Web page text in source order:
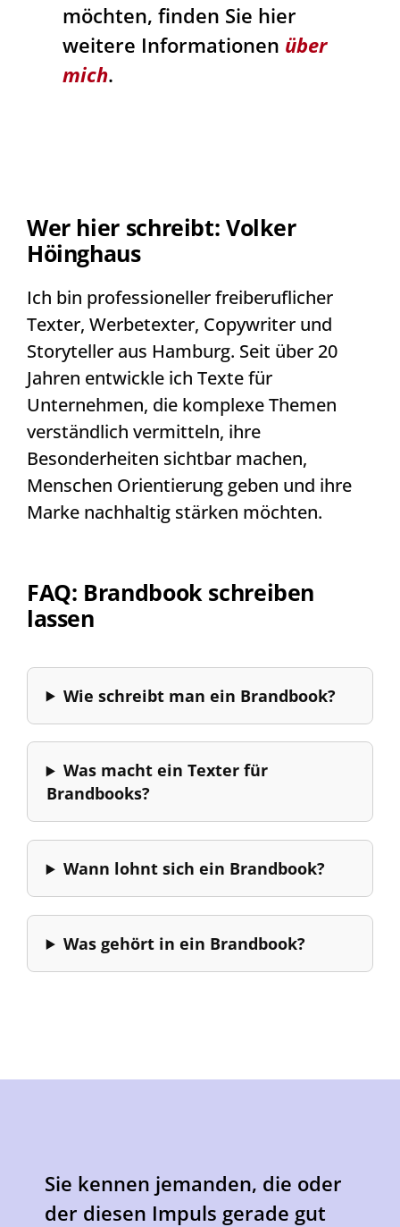
möchten, finden Sie hier
weitere Informationen über
mich.
Wer hier schreibt: Volker
Höinghaus
Ich bin professioneller freiberuflicher
Texter, Werbetexter, Copywriter und
Storyteller aus Hamburg. Seit über 20
Jahren entwickle ich Texte für
Unternehmen, die komplexe Themen
verständlich vermitteln, ihre
Besonderheiten sichtbar machen,
Menschen Orientierung geben und ihre
Marke nachhaltig stärken möchten.
FAQ: Brandbook schreiben
lassen
Wie schreibt man ein Brandbook?
Was macht ein Texter für
Brandbooks?
Wann lohnt sich ein Brandbook?
Was gehört in ein Brandbook?
Sie kennen jemanden, die oder
der diesen Impuls gerade gut